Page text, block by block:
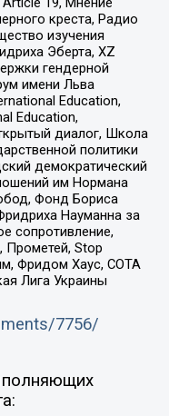
креста, Радио
изучения
Эберта, XZ
гендерной
имени Льва
Education,
Education,
диалог, Школа
политики
демократический
им Нормана
Фонд Бориса
Науманна за
сопротивление,
Прометей, Stop
Фридом Хаус, СОТА
Лига Украины
7756/